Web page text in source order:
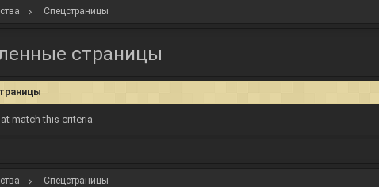
Спецстраницы
страницы
match this criteria
Спецстраницы